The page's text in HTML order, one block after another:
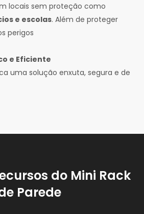
locais sem proteção como
e escolas. Além de proteger
perigos
e Eficiente
uma solução enxuta, segura e de
do Mini Rack
Parede